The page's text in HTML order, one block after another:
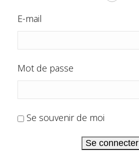
E-mail
Mot de passe
Se souvenir de moi
Se connecter